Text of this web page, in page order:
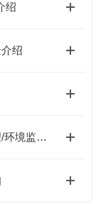
绍
绍
光谱法硝氮在线分析仪广泛应用于污水处理/环境监测及工业过程控制等领域